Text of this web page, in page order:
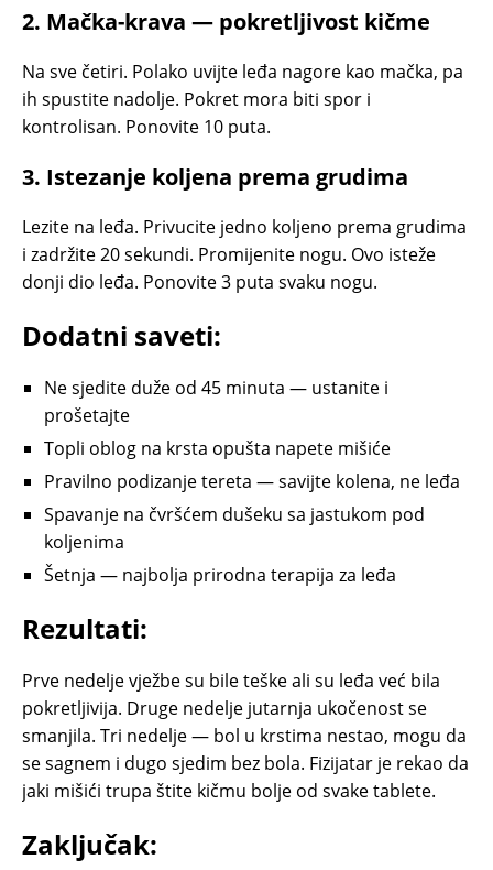
2. Mačka-krava — pokretljivost kičme
Na sve četiri. Polako uvijte leđa nagore kao mačka, pa
ih spustite nadolje. Pokret mora biti spor i
kontrolisan. Ponovite 10 puta.
3. Istezanje koljena prema grudima
Lezite na leđa. Privucite jedno koljeno prema grudima
i zadržite 20 sekundi. Promijenite nogu. Ovo isteže
donji dio leđa. Ponovite 3 puta svaku nogu.
Dodatni saveti:
Ne sjedite duže od 45 minuta — ustanite i
prošetajte
Topli oblog na krsta opušta napete mišiće
Pravilno podizanje tereta — savijte kolena, ne leđa
Spavanje na čvršćem dušeku sa jastukom pod
koljenima
Šetnja — najbolja prirodna terapija za leđa
Rezultati:
Prve nedelje vježbe su bile teške ali su leđa već bila
pokretljivija. Druge nedelje jutarnja ukočenost se
smanjila. Tri nedelje — bol u krstima nestao, mogu da
se sagnem i dugo sjedim bez bola. Fizijatar je rekao da
jaki mišići trupa štite kičmu bolje od svake tablete.
Zaključak: